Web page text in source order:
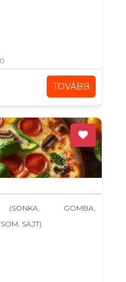
0
TOVÁBB
GOMBA,
SAJT)